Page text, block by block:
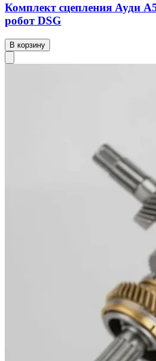
Комплект сцепления Ауди
робот DSG
В корзину